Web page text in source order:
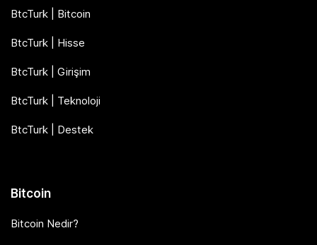
BtcTurk | Bitcoin
BtcTurk | Hisse
BtcTurk | Girişim
BtcTurk | Teknoloji
BtcTurk | Destek
Bitcoin
Bitcoin Nedir?